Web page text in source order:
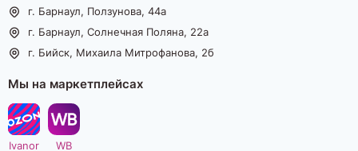
г. Барнаул, Ползунова, 44а
г. Барнаул, Солнечная Поляна, 22а
г. Бийск, Михаила Митрофанова, 2б
Мы на маркетплейсах
Ivanor WB